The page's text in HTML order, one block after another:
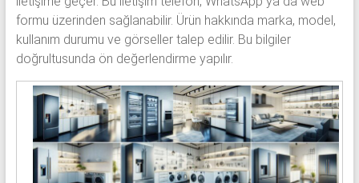
formu üzerinden sağlanabilir. Ürün hakkında marka, model,
kullanım durumu ve görseller talep edilir. Bu bilgiler
doğrultusunda ön değerlendirme yapılır.